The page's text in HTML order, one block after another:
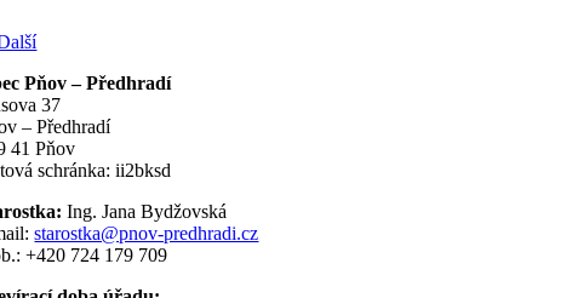
Pňov – Předhradí
37
– Předhradí
41 Pňov
schránka: ii2bksd
Ing. Jana Bydžovská
starostka@pnov-predhradi.cz
+420 724 179 709